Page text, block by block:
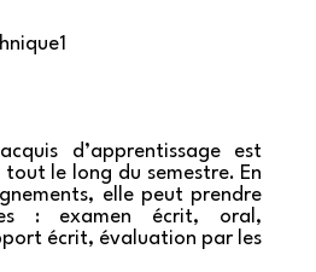
d’apprentissage est
tout le long du semestre. En
elle peut prendre
: examen écrit, oral,
écrit, évaluation par les